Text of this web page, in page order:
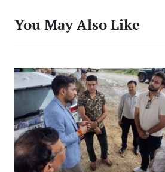
You May Also Like